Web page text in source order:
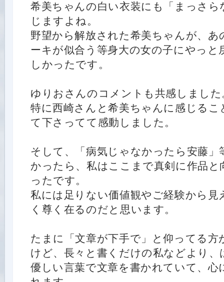
希美ちゃんの白い衣装にも「まっさら
じますよね。
野望から解放された希美ちゃんが、あ
ーキが似合う等身大の女の子にやっと
しかったです。
ゆりおさんのコメントも共感しました
特に西崎さんと希美ちゃんに感じるこ
て下さってて感動しました。
そして、「病気じゃなかったら安藤」
かったら、私はここまで真剣に作品と
ったです。
私には足りない価値観やご経験から見
く尊く在るのだと思います。
たまに「文章が下手で」と仰ってる方
けど、長々と書くだけの私などより
優しい言葉で文章を書かれていて、心